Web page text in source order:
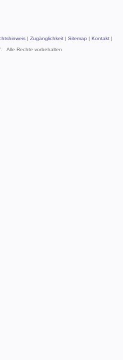
| Zugänglichkeit | Sitemap | Kontakt |
Alle Rechte vorbehalten